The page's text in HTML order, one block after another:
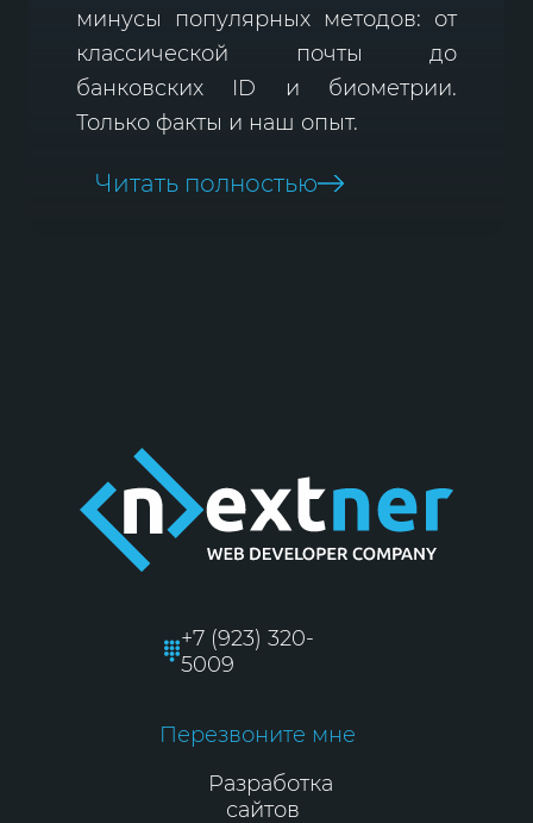
минусы популярных методов: от
классической почты до
банковских ID и биометрии.
Только факты и наш опыт.
Читать полностью
+7 (923) 320-
5009
Перезвоните мне
Разработка
сайтов